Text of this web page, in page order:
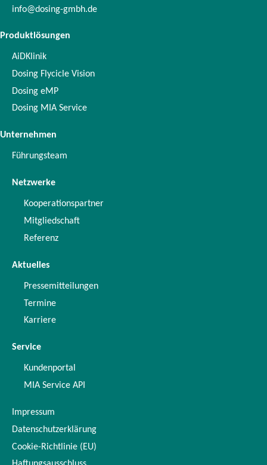
info@dosing-gmbh.de
Produktlösungen
AiDKlinik
Dosing Flycicle Vision
Dosing eMP
Dosing MIA Service
Unternehmen
Führungsteam
Netzwerke
Kooperationspartner
Mitgliedschaft
Referenz
Aktuelles
Pressemitteilungen
Termine
Karriere
Service
Kundenportal
MIA Service API
Impressum
Datenschutzerklärung
Cookie-Richtlinie (EU)